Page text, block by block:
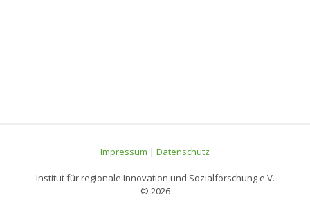
Impressum | Datenschutz
Institut für regionale Innovation und Sozialforschung e.V.
© 2026